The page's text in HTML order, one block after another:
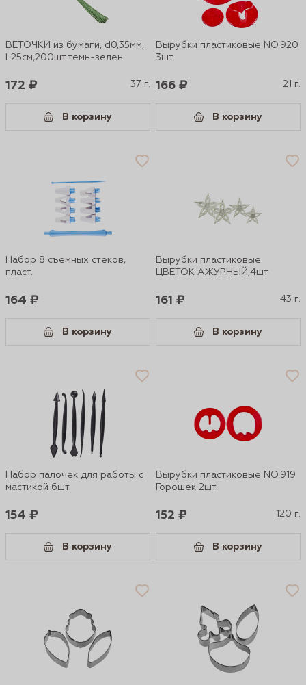
ВЕТОЧКИ из бумаги, d0,35мм,
L25см,200шт темн-зелен
172 ₽ 37 г.
В корзину
Вырубки пластиковые NO.920
3шт.
166 ₽ 21 г.
В корзину
Набор 8 съемных стеков,
пласт.
164 ₽
В корзину
Вырубки пластиковые
ЦВЕТОК АЖУРНЫЙ,4шт
161 ₽ 43 г.
В корзину
Набор палочек для работы с
мастикой 6шт.
154 ₽
В корзину
Вырубки пластиковые NO.919
Горошек 2шт.
152 ₽ 120 г.
В корзину